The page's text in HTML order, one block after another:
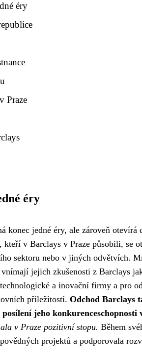
éry
Praze
éry
konec jedné éry, ale zároveň
kteří v Barclays v Praze působili, se
sektoru nebo v jiných odvětvích.
jejich zkušenosti z Barclays
a inovační firmy a pro
příležitostí. Odchod Barclays
jeho
v Praze pozitivní stopu. Během
projektů a podporovala